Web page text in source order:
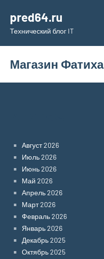
содержимому
pred64.ru
Технический блог IT
Магазин Фатиха
Август 2026
Июль 2026
Июнь 2026
Май 2026
Апрель 2026
Март 2026
Февраль 2026
Январь 2026
Декабрь 2025
Октябрь 2025